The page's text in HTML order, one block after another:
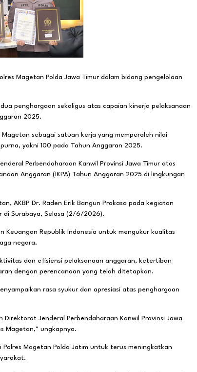
Magetan Polda Jawa Timur dalam bidang pengelolaan
penghargaan sekaligus atas capaian kinerja pelaksanaan
2025.
sebagai satuan kerja yang memperoleh nilai
yakni 100 pada Tahun Anggaran 2025.
Perbendaharaan Kanwil Provinsi Jawa Timur atas
Anggaran (IKPA) Tahun Anggaran 2025 di lingkungan
AKBP Dr. Raden Erik Bangun Prakasa pada kegiatan
di Surabaya, Selasa (2/6/2026).
Keuangan Republik Indonesia untuk mengukur kualitas
negara.
dan efisiensi pelaksanaan anggaran, ketertiban
dengan perencanaan yang telah ditetapkan.
rasa syukur dan apresiasi atas penghargaan
Jenderal Perbendaharaan Kanwil Provinsi Jawa
Magetan," ungkapnya.
Magetan Polda Jatim untuk terus meningkatkan